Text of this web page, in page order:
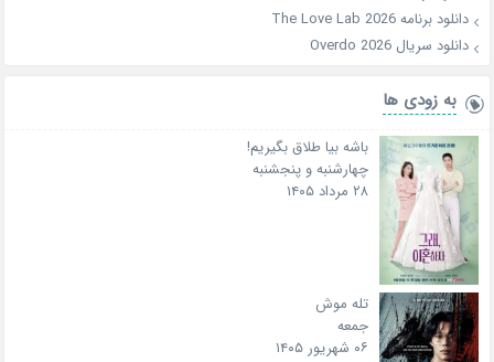
دانلود برنامه The Love Lab 2026
دانلود سریال Overdo 2026
به زودی ها
باشه بیا طلاق بگیریم!
چهارشنبه و پنجشنبه
۲۸ مرداد ۱۴۰۵
تله موش
جمعه
۰۶ شهریور ۱۴۰۵